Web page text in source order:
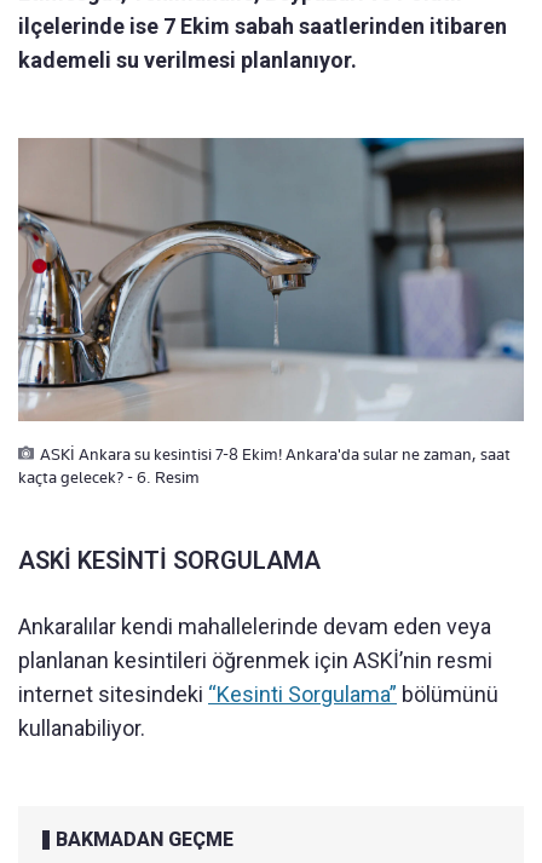
ilçelerinde ise 7 Ekim sabah saatlerinden itibaren
kademeli su verilmesi planlanıyor.
ASKİ Ankara su kesintisi 7-8 Ekim! Ankara'da sular ne zaman, saat
kaçta gelecek? - 6. Resim
ASKİ KESİNTİ SORGULAMA
Ankaralılar kendi mahallelerinde devam eden veya
planlanan kesintileri öğrenmek için ASKİ’nin resmi
internet sitesindeki “Kesinti Sorgulama” bölümünü
kullanabiliyor.
BAKMADAN GEÇME